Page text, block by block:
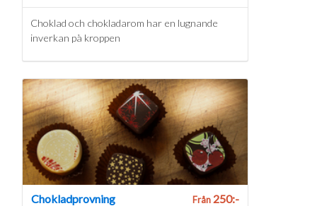
Choklad och chokladarom har en lugnande
inverkan på kroppen
Chokladprovning Från250:-